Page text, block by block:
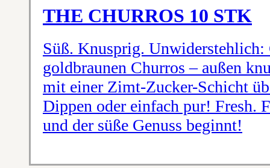
THE CHURROS 10 STK
Süß. Knusprig. Unwiderstehlich:
goldbraunen Churros – außen
mit einer Zimt-Zucker-Schicht
Dippen oder einfach pur! Fresh.
und der süße Genuss beginnt!